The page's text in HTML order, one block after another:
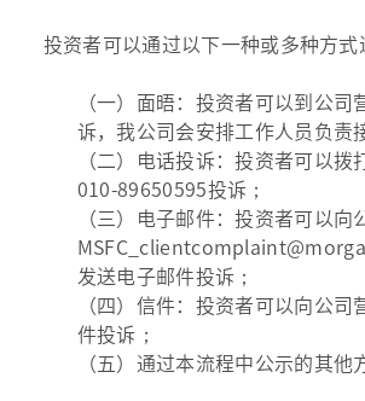
投资者可以通过以下一种或多种方式
（一）面晤：投资者可以到公司
诉，我公司会安排工作人员负责
（二）电话投诉：投资者可以拨
010-89650595投诉；
（三）电子邮件：投资者可以向
发送电子邮件投诉；
（四）信件：投资者可以向公司
件投诉；
（五）通过本流程中公示的其他